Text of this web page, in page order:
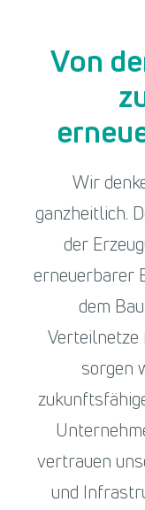
Von
Wir
ganzheitlich.
der
erneuerbarer
dem
Verteilnetze
sorgen
vertrauen
und